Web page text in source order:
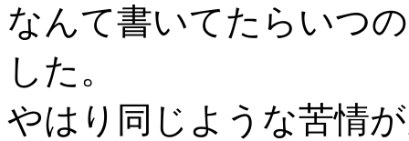
なんて書いてたらいつ
した。
やはり同じような苦情